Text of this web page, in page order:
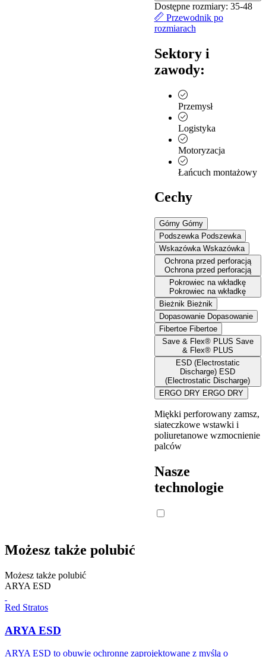
Dostępne rozmiary: 35-48
Przewodnik po
rozmiarach
Sektory i
zawody:
Przemysł
Logistyka
Motoryzacja
Łańcuch montażowy
Cechy
Górny Górny
Podszewka Podszewka
Wskazówka Wskazówka
Ochrona przed perforacją
Ochrona przed perforacją
Pokrowiec na wkładkę
Pokrowiec na wkładkę
Bieżnik Bieżnik
Dopasowanie Dopasowanie
Fibertoe Fibertoe
Save & Flex® PLUS Save
& Flex® PLUS
ESD (Electrostatic
Discharge) ESD
(Electrostatic Discharge)
ERGO DRY ERGO DRY
Miękki perforowany zamsz,
siateczkowe wstawki i
poliuretanowe wzmocnienie
palców
Nasze
technologie
Możesz także polubić
Możesz także polubić
ARYA ESD
Red Stratos
ARYA ESD
ARYA ESD to obuwie ochronne zaprojektowane z myślą o